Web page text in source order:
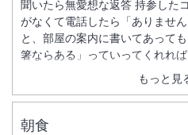
もっと見
聞いたら無愛想な返答 持参した
がなくて電話したら「ありませ
と、部屋の案内に書いてあって
箸ならある」っていってくれれ
朝食